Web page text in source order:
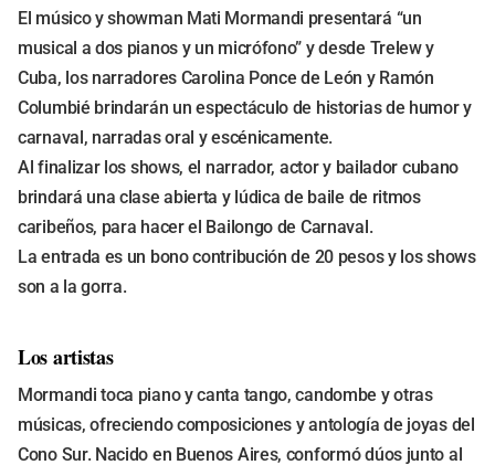
El músico y showman Mati Mormandi presentará “un
musical a dos pianos y un micrófono” y desde Trelew y
Cuba, los narradores Carolina Ponce de León y Ramón
Columbié brindarán un espectáculo de historias de humor y
carnaval, narradas oral y escénicamente.
Al finalizar los shows, el narrador, actor y bailador cubano
brindará una clase abierta y lúdica de baile de ritmos
caribeños, para hacer el Bailongo de Carnaval.
La entrada es un bono contribución de 20 pesos y los shows
son a la gorra.
Los artistas
Mormandi toca piano y canta tango, candombe y otras
músicas, ofreciendo composiciones y antología de joyas del
Cono Sur. Nacido en Buenos Aires, conformó dúos junto al